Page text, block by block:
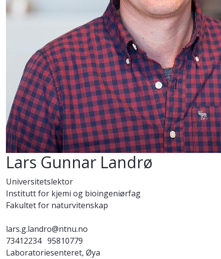
Lars Gunnar Landrø
Universitetslektor
Institutt for kjemi og bioingeniørfag
Fakultet for naturvitenskap
lars.g.landro@ntnu.no
73412234 95810779
Laboratoriesenteret, Øya